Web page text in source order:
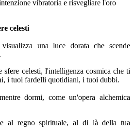
celesti
una luce dorata che scende
sfere celesti, l'intelligenza cosmica che ti
i tuoi fardelli quotidiani, i tuoi dubbi.
dormi, come un'opera alchemica
al regno spirituale, al di là della tua